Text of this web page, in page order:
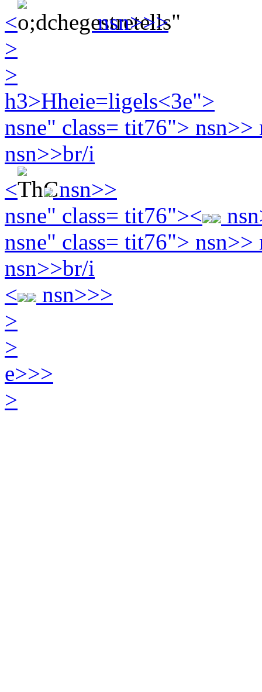
<
nsn>>>
>
>
h3>Hheie=ligels<3e">
nsne" class= tit76"> nsn>>
nsn>>br/i
<
nsn>>
nsne" class= tit76"><
nsne" class= tit76"> nsn>>
nsn>>br/i
<
nsn>>>
>
>
e>>>
>